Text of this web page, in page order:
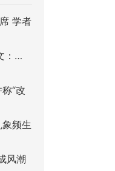
学者
国共智库论坛2月3日北京登场 郑丽文：攸关
“改
频生
风潮